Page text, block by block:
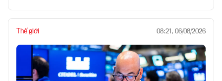
Thế giới 08:21, 06/08/2026